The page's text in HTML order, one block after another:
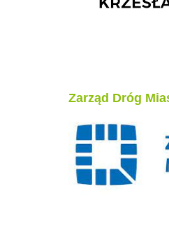
Zarząd Dróg